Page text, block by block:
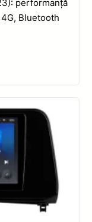
performanță
Bluetooth